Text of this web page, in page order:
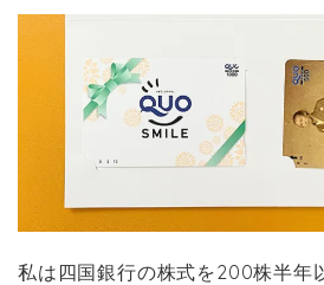
私は四国銀行の株式を200株半年